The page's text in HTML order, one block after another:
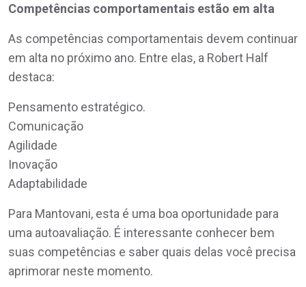
Competências comportamentais estão em alta
As competências comportamentais devem continuar
em alta no próximo ano. Entre elas, a Robert Half
destaca:
Pensamento estratégico.
Comunicação
Agilidade
Inovação
Adaptabilidade
Para Mantovani, esta é uma boa oportunidade para
uma autoavaliação. É interessante conhecer bem
suas competências e saber quais delas você precisa
aprimorar neste momento.